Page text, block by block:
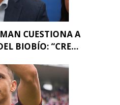
CUESTIONA A
BIOBÍO: “CRE...